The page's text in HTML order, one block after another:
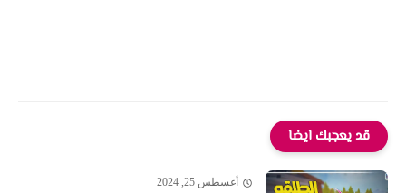
قد يعجبك ايضا
أغسطس 25, 2024